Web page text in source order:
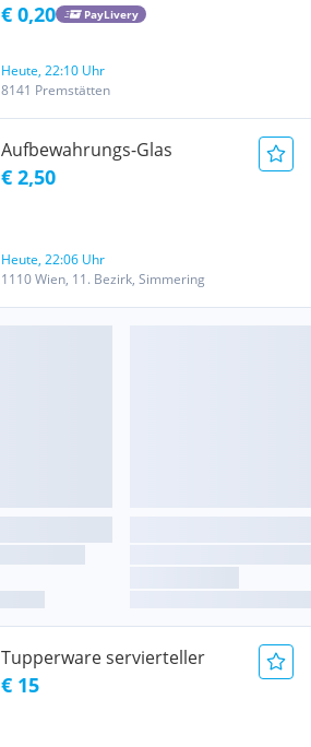
Deckel)
€ 0,20 PayLivery
Heute, 22:10 Uhr
8141 Premstätten
Aufbewahrungs-Glas
€ 2,50
Heute, 22:06 Uhr
1110 Wien, 11. Bezirk, Simmering
Tupperware servierteller
€ 15